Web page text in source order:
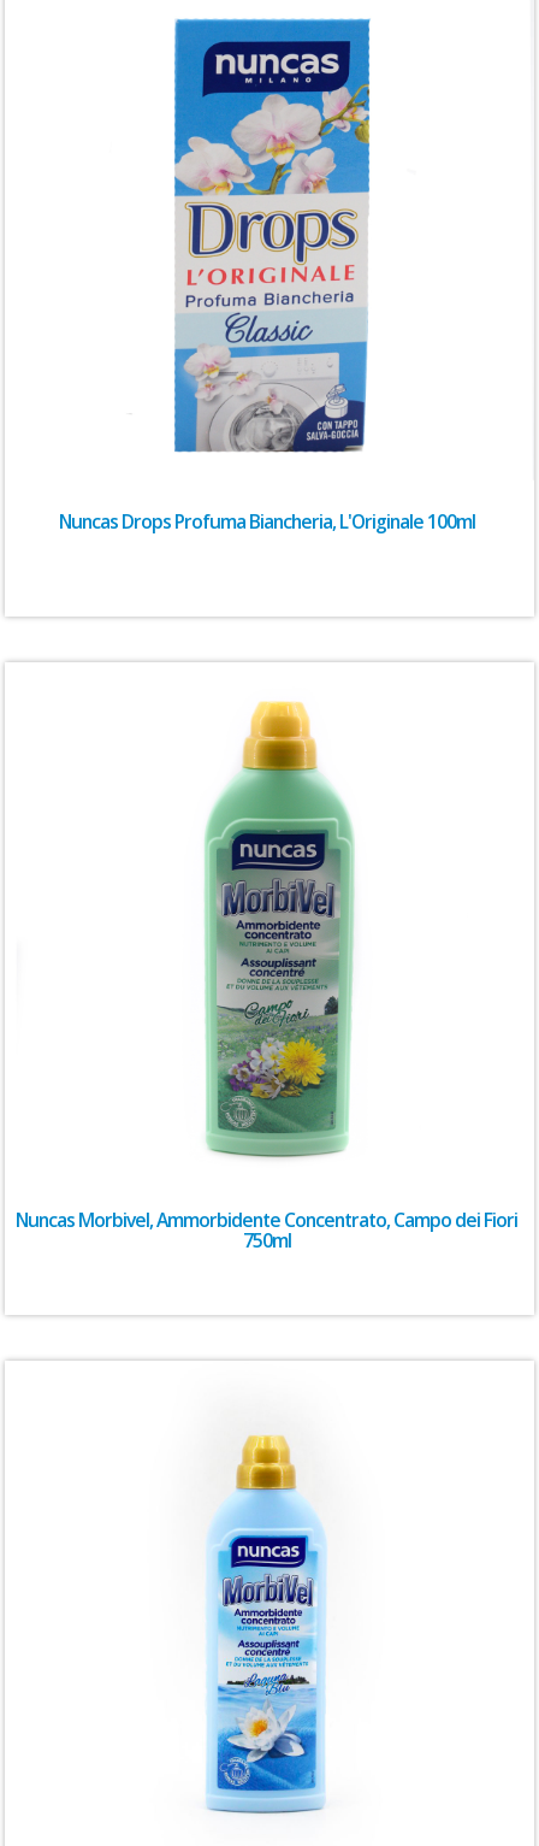
Nuncas Drops Profuma Biancheria, L'Originale 100ml
Nuncas Morbivel, Ammorbidente Concentrato, Campo dei Fiori
750ml